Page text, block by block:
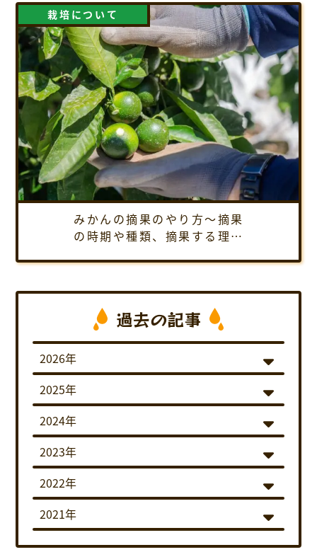
みかんの摘果のやり方～摘果
の時期や種類、摘果する理由
を紹介します
栽培について
過去の記事
2026年
2025年
2024年
2023年
2022年
2021年